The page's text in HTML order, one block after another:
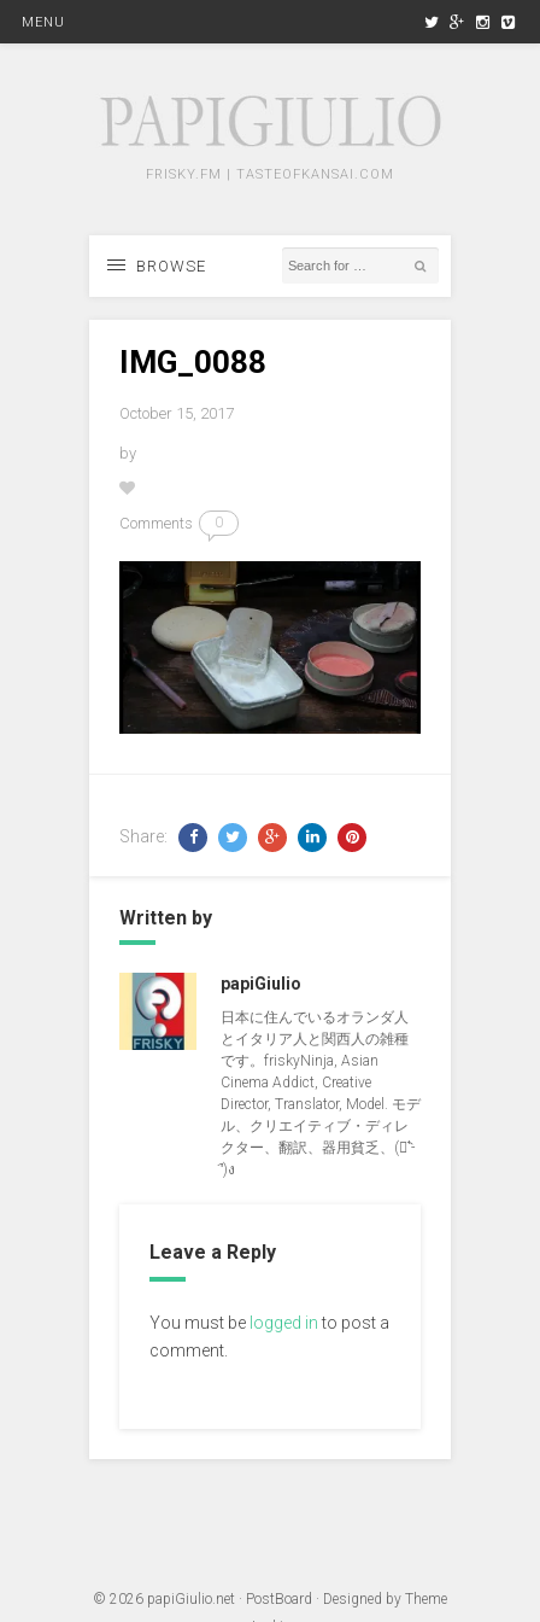
MENU
FRISKY.FM | TASTEOFKANSAI.COM
BROWSE
IMG_0088
October 15, 2017
by
Comments 0
Share:
Written by
papiGiulio
日本に住んでいるオランダ人
とイタリア人と関西人の雑種
です。friskyNinja, Asian
Cinema Addict, Creative
Director, Translator, Model. モデ
ル、クリエイティブ・ディレ
クター、翻訳、器用貧乏、(ง︡'-
'︠)ง
Leave a Reply
You must be logged into post a
comment.
© 2026 papiGiulio.net · PostBoard · Designed by Theme